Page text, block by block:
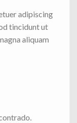
adipiscing
tincidunt ut
aliquam